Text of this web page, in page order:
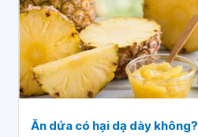
Ăn dứa có hại dạ dày không?